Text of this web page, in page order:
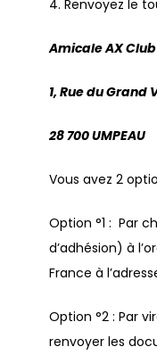
4. Renvoyez le
Amicale AX
1, Rue du Grand
28 700 UMPEAU
Vous avez 2
Option °1 : Par
d’adhésion) à
France à
Option °2 : Par
renvoyer les